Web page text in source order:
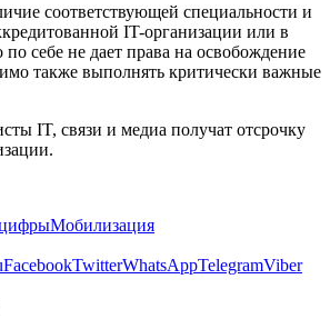
соответствующей специальности и
IT-организации или в
по себе не дает права на освобождение
также выполнять критически важные
IT, связи и медиа получат отсрочку
Мобилизация
FacebookTwitterWhatsAppTelegramViber